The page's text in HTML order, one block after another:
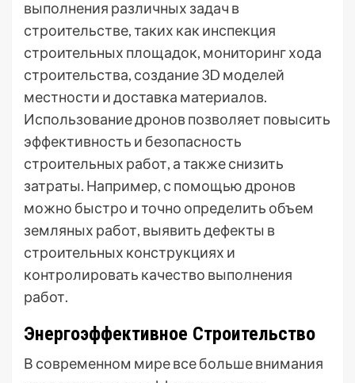
выполнения различных задач в
строительстве, таких как инспекция
строительных площадок, мониторинг хода
строительства, создание 3D моделей
местности и доставка материалов.
Использование дронов позволяет повысить
эффективность и безопасность
строительных работ, а также снизить
затраты. Например, с помощью дронов
можно быстро и точно определить объем
земляных работ, выявить дефекты в
строительных конструкциях и
контролировать качество выполнения
работ.
Энергоэффективное Строительство
В современном мире все больше внимания